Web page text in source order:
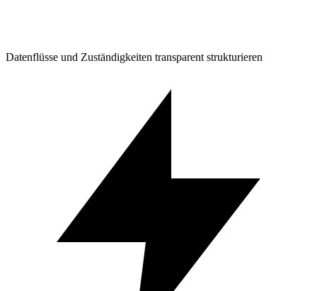
Datenflüsse und Zuständigkeiten transparent strukturieren